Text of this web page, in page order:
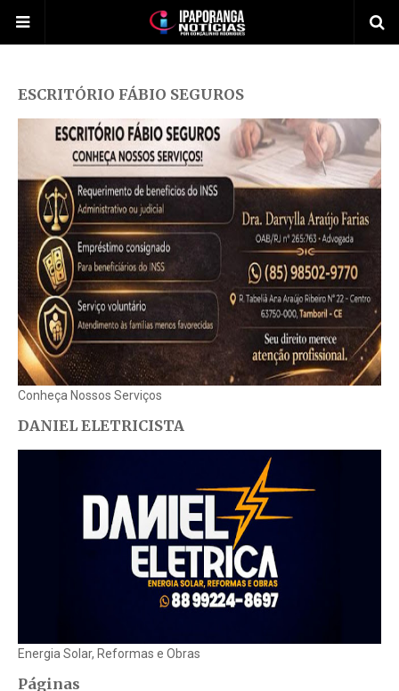
ESCRITÓRIO FÁBIO SEGUROS
Conheça Nossos Serviços
DANIEL ELETRICISTA
Energia Solar, Reformas e Obras
Páginas